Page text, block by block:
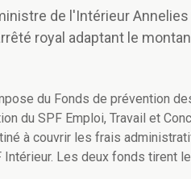
de l'Intérieur
royal adaptant le
du Fonds de prévention
du SPF Emploi, Travail et
à couvrir les frais
Les deux fonds tirent